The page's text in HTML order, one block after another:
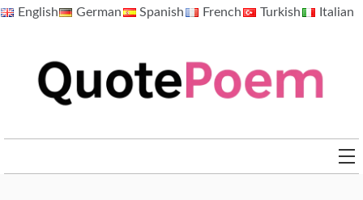
SkipEnglish German Spanish French Turkish Italian